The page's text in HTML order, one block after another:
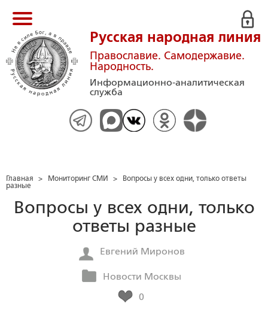
Русская народная линия
Православие. Самодержавие.
Народность.
Информационно-аналитическая
служба
Главная > Мониторинг СМИ >
Вопросы у всех одни, только ответы
разные
Вопросы у всех одни, только
ответы разные
Евгений Миронов
Новости Москвы
0